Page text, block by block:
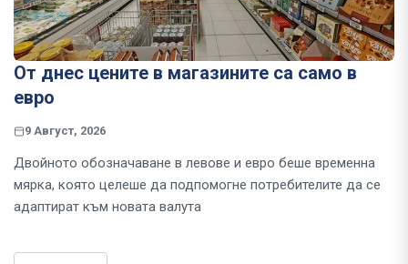
От днес цените в магазините са само в
евро
9 Август, 2026
Двойното обозначаване в левове и евро беше временна
мярка, която целеше да подпомогне потребителите да се
адаптират към новата валута